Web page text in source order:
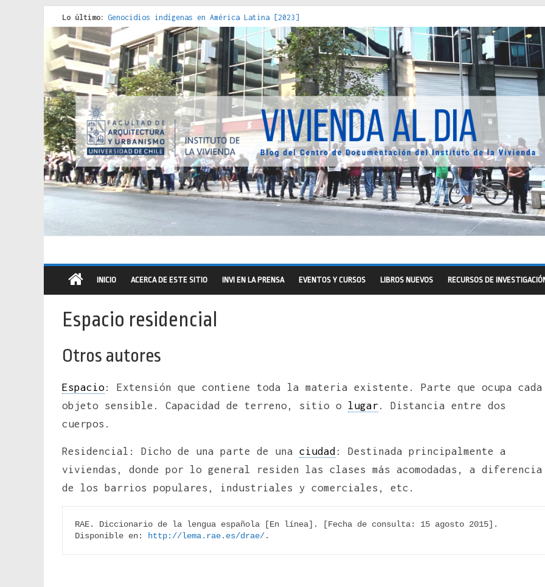
Lo último: Genocidios indígenas en América Latina [2023]
Estudios sobre la espacialización de los Estados : políticas, prácticas y representaciones [2022]
Donde el pedernal choca con el acero : hacia una teoría crítica de las fronteras latinoamericanas
Criterios técnicos para una vivienda adecuada [2019]
Red de consultorios de la Caja del Seguro Obrero en Santiago : un patrimonio emblemático [2014]
INICIO ACERCA DE ESTE SITIO INVI EN LA PRENSA EVENTOS Y CURSOS LIBROS NUEVOS RECURSOS DE
Espacio residencial
Otros autores
Espacio: Extensión que contiene toda la materia existente. Parte que ocupa cada
objeto sensible. Capacidad de terreno, sitio o lugar . Distancia entre dos
cuerpos.
Residencial: Dicho de una parte de una ciudad : Destinada principalmente a
viviendas, donde por lo general residen las clases más acomodadas, a diferencia
de los barrios populares, industriales y comerciales, etc.
RAE. Diccionario de la lengua española [En línea]. [Fecha de consulta: 15 agosto 2015].
Disponible en:
http://lema.rae.es/drae/.